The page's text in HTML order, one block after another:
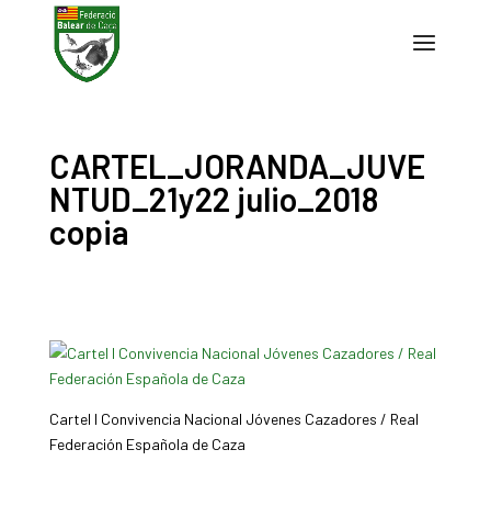
CARTEL_JORANDA_JUVE
NTUD_21y22 julio_2018
copia
Cartel I Convivencia Nacional Jóvenes Cazadores / Real
Federación Española de Caza